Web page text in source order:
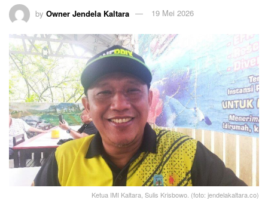
by Owner Jendela Kaltara 19 Mei 2026
Ketua IMI Kaltara, Sulis Krisbowo. (foto: jendelakaltara.co)